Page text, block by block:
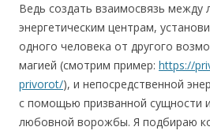
Ведь создать взаимосвязь между
энергетическим центрам,
одного человека от другого
магией (смотрим пример: https://
privorot/), и непосредственной
с помощью призванной сущности
любовной ворожбы. Я подбираю